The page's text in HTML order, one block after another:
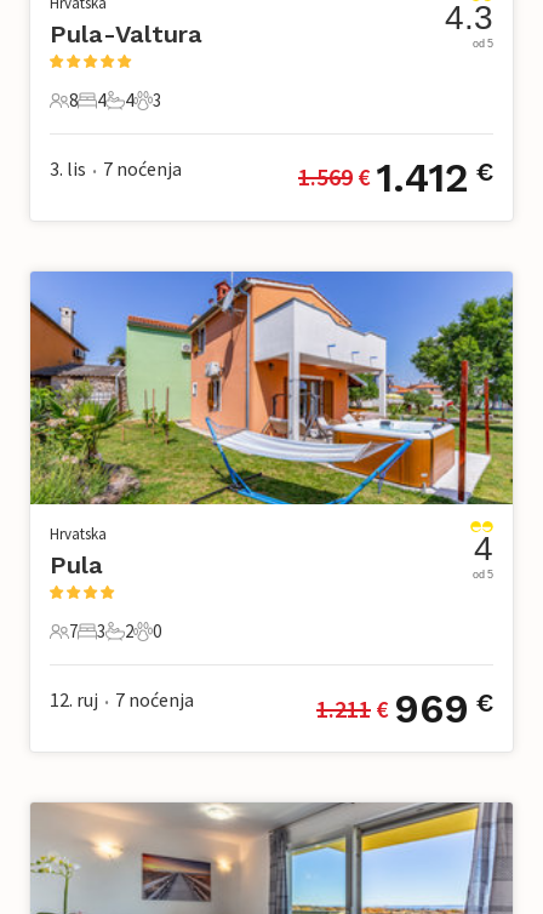
Pula-Valtura
8 Gosti
8
4 Spavaće sobe
4
4 Kupaonice
4
3 Kućni ljubimac
3
4.3
od 5
3. lis • 7 noćenja 1.569 € 1.412 €
Hrvatska
Pula
7 Gosti
7
3 Spavaće sobe
3
2 Kupaonice
2
0 Kućni ljubimac
0
4
od 5
12. ruj • 7 noćenja 1.211 € 969 €